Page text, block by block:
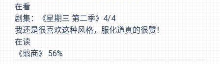
在看
剧集：《星期三 第二季》4/4
我还是很喜欢这种风格，服化道真的很赞！
在读
《翦商》 56%